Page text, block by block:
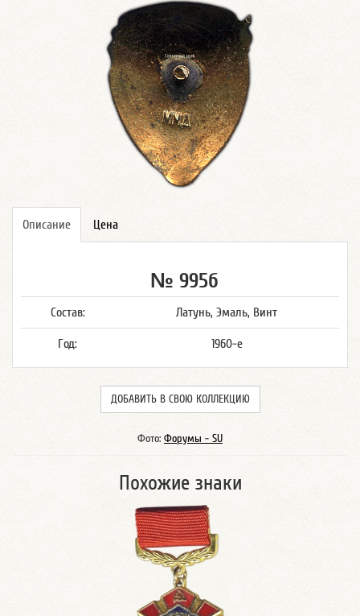
Описание Цена
№ 995б
Состав: Латунь, Эмаль, Винт
Год: 1960-е
ДОБАВИТЬ В СВОЮ КОЛЛЕКЦИЮ
Фото: Форумы - SU
Похожие знаки